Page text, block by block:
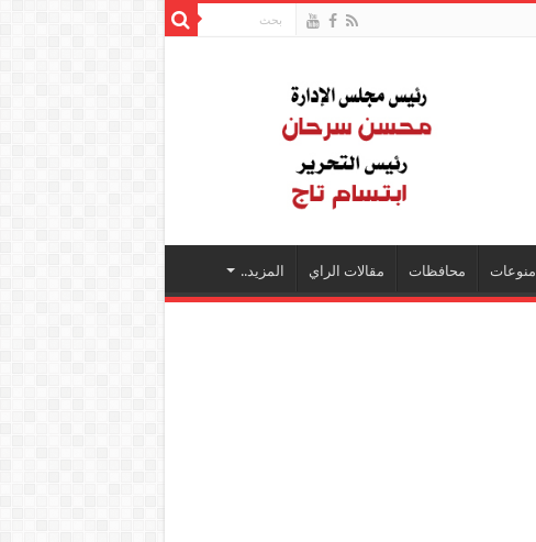
منوعات محافظات مقالات الراي المزيد..